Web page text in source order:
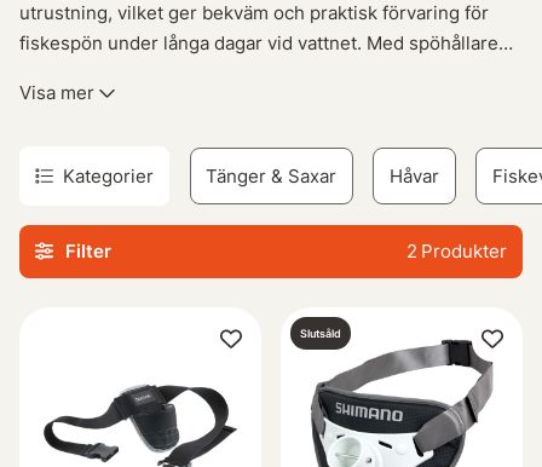
utrustning, vilket ger bekväm och praktisk förvaring för
fiskespön under långa dagar vid vattnet. Med spöhållare
helt på att njuta av din tid ute i naturen samtidigt som du
sortiment inkluderar bälten med integrerade spöhållare
samt separata spöhållare som passar de flesta typer av
fiskespön. Oavsett om du föredrar flugfiske, haspel eller
annan typ av fiske så hittar du här ett urval av
högkvalitativa och funktionella spöbälten designade för att
göra din upplevelse längs vatten ännu mer givande.
Visa mer
Kategorier Tänger & Saxar Håvar
Filter 2 Produkter
Slutsåld